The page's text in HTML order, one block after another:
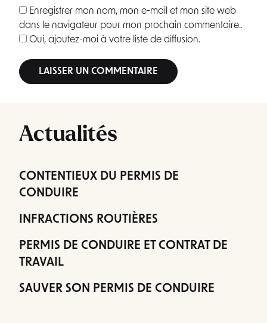
Enregistrer mon nom, mon e-mail et mon site web
dans le navigateur pour mon prochain commentaire..
Oui, ajoutez-moi à votre liste de diffusion.
Actualités
CONTENTIEUX DU PERMIS DE
CONDUIRE
INFRACTIONS ROUTIÈRES
PERMIS DE CONDUIRE ET CONTRAT DE
TRAVAIL
SAUVER SON PERMIS DE CONDUIRE